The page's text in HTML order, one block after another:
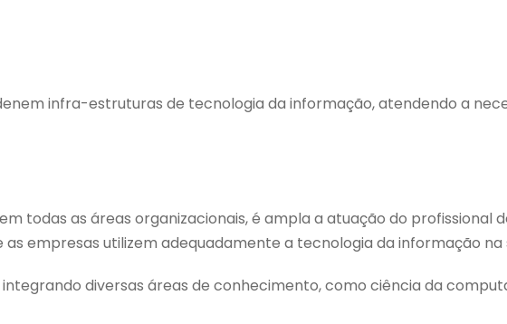
infra-estruturas de tecnologia da informação, atendendo a
todas as áreas organizacionais, é ampla a atuação do profissional
empresas utilizem adequadamente a tecnologia da informação na
diversas áreas de conhecimento, como ciência da